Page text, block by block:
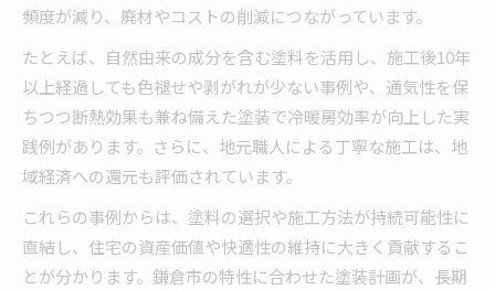
頻度が減り、廃材やコストの削減につながっています。
たとえば、自然由来の成分を含む塗料を活用し、施工後10年
以上経過しても色褪せや剥がれが少ない事例や、通気性を保
ちつつ断熱効果も兼ね備えた塗装で冷暖房効率が向上した実
践例があります。さらに、地元職人による丁寧な施工は、地
域経済への還元も評価されています。
これらの事例からは、塗料の選択や施工方法が持続可能性に
直結し、住宅の資産価値や快適性の維持に大きく貢献するこ
とが分かります。鎌倉市の特性に合わせた塗装計画が、長期